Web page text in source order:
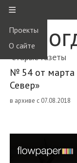
≡
Проекты
О сайте
старые газеты
№ 54 от марта
Север»
в архиве с 07.08.2018